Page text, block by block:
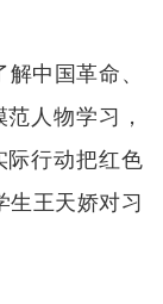
中国革命、
人物学习，
行动把红色
生王天娇对习